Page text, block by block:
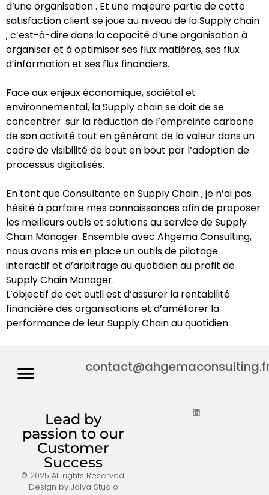
d’une organisation . Et une majeure partie de cette
satisfaction client se joue au niveau de la Supply chain
; c’est-à-dire dans la capacité d’une organisation à
organiser et à optimiser ses flux matières, ses flux
d’information et ses flux financiers.
Face aux enjeux économique, sociétal et
environnemental, la Supply chain se doit de se
concentrer sur la réduction de l’empreinte carbone
de son activité tout en générant de la valeur dans un
cadre de visibilité de bout en bout par l’adoption de
processus digitalisés.
En tant que Consultante en Supply Chain , je n’ai pas
hésité à parfaire mes connaissances afin de proposer
les meilleurs outils et solutions au service de Supply
Chain Manager. Ensemble avec Ahgema Consulting,
nous avons mis en place un outils de pilotage
interactif et d’arbitrage au quotidien au profit de
Supply Chain Manager.
L’objectif de cet outil est d’assurer la rentabilité
financière des organisations et d’améliorer la
performance de leur Supply Chain au quotidien.
Lead by
passion to our
Customer
Success
© 2025 All rights Reserved.
Design by Jalya Studio